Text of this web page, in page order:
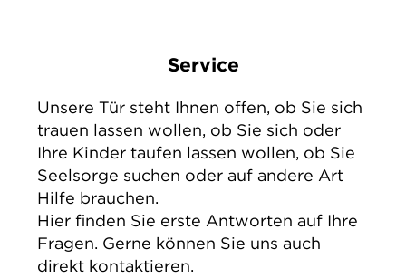
Service
Unsere Tür steht Ihnen oﬀen, ob Sie sich
trauen lassen wollen, ob Sie sich oder
Ihre Kinder taufen lassen wollen, ob Sie
Seelsorge suchen oder auf andere Art
Hilfe brauchen.
Hier finden Sie erste Antworten auf Ihre
Fragen. Gerne können Sie uns auch
direkt kontaktieren.